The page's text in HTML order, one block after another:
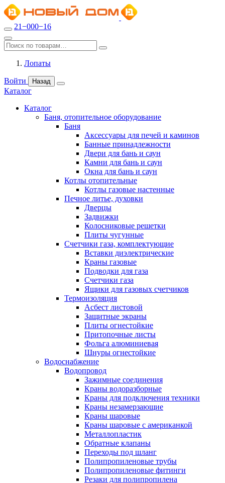
21−000−16
Лопаты
Войти Назад
Каталог
Каталог
Баня, отопительное оборудование
Баня
Аксессуары для печей и каминов
Банные принадлежности
Двери для бань и саун
Камни для бань и саун
Окна для бань и саун
Котлы отопительные
Котлы газовые настенные
Печное литье, духовки
Дверцы
Задвижки
Колосниковые решетки
Плиты чугунные
Счетчики газа, комплектующие
Вставки диэлектрические
Краны газовые
Подводки для газа
Счетчики газа
Ящики для газовых счетчиков
Термоизоляция
Асбест листовой
Защитные экраны
Плиты огнестойкие
Притопочные листы
Фольга алюминиевая
Шнуры огнестойкие
Водоснабжение
Водопровод
Зажимные соединения
Краны водоразборные
Краны для подключения техники
Краны незамерзающие
Краны шаровые
Краны шаровые с американкой
Металлопластик
Обратные клапаны
Переходы под шланг
Полипропиленовые трубы
Полипропиленовые фитинги
Резаки для полипропилена